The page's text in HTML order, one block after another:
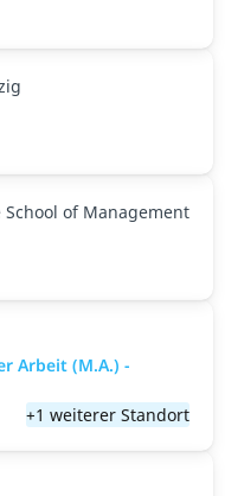
School of Management
Arbeit (M.A.) -
+1 weiterer Standort